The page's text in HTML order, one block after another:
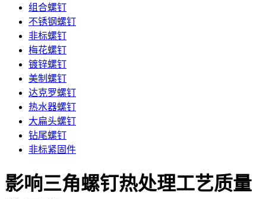
组合螺钉
不锈钢螺钉
非标螺钉
梅花螺钉
镀锌螺钉
美制螺钉
达克罗螺钉
热水器螺钉
大扁头螺钉
钻尾螺钉
非标紧固件
影响三角螺钉热处理工艺质量